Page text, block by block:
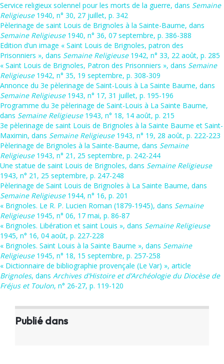
Service religieux solennel pour les morts de la guerre, dans Semaine
Religieuse1940, n° 30, 27 juillet, p. 342
Pèlerinage de saint Louis de Brignoles à la Sainte-Baume, dans
Semaine Religieuse1940, n° 36, 07 septembre, p. 386-388
Edition d’un image « Saint Louis de Brignoles, patron des
Prisonniers », dans Semaine Religieuse1942, n° 33, 22 août, p. 285
« Saint Louis de Brignoles, Patron des Prisonniers », dans Semaine
Religieuse1942, n° 35, 19 septembre, p. 308-309
Annonce du 3e pèlerinage de Saint-Louis à La Sainte Baume, dans
Semaine Religieuse1943, n° 17, 31 juillet, p. 195-196
Programme du 3e pèlerinage de Saint-Louis à La Sainte Baume,
dans Semaine Religieuse1943, n° 18, 14 août, p. 215
3e pèlerinage de saint Louis de Brignoles à la Sainte Baume et Saint-
Maximin, dans Semaine Religieuse1943, n° 19, 28 août, p. 222-223
Pèlerinage de Brignoles à la Sainte-Baume, dans Semaine
Religieuse1943, n° 21, 25 septembre, p. 242-244
Une statue de saint Louis de Brignoles, dans Semaine Religieuse
1943, n° 21, 25 septembre, p. 247-248
Pèlerinage de Saint Louis de Brignoles à La Sainte Baume, dans
Semaine Religieuse1944, n° 16, p. 201
« Brignoles. Le R. P. Lucien Roman (1879-1945), dans Semaine
Religieuse1945, n° 06, 17 mai, p. 86-87
« Brignoles. Libération et saint Louis », dans Semaine Religieuse
1945, n° 16, 04 août, p. 227-228
« Brignoles. Saint Louis à la Sainte Baume », dans Semaine
Religieuse1945, n° 18, 15 septembre, p. 257-258
« Dictionnaire de bibliographie provençale (Le Var) », article
Brignoles, dans Archives d’Histoire et d’Archéologie du Diocèse de
Fréjus et Toulon, n° 26-27, p. 119-120
Publié dans